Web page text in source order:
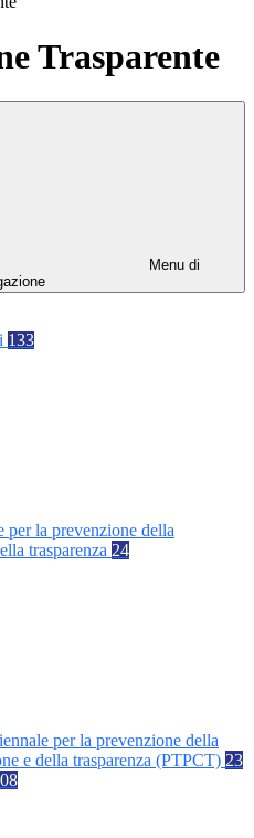
Trasparente
Menu di
133
per la prevenzione della
trasparenza 24
per la prevenzione della
e della trasparenza (PTPCT) 23